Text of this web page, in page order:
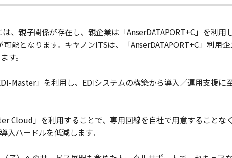
は、親子関係が存在し、親企業は「AnserDATAPORT+C」を利
能となります。キヤノンITSは、「AnserDATAPORT+C」利用
す。
Master」を利用し、EDIシステムの構築から導入／運用支援に
Cloud」を利用することで、専用回線を自社で用意することな
入ハードルを低減します。